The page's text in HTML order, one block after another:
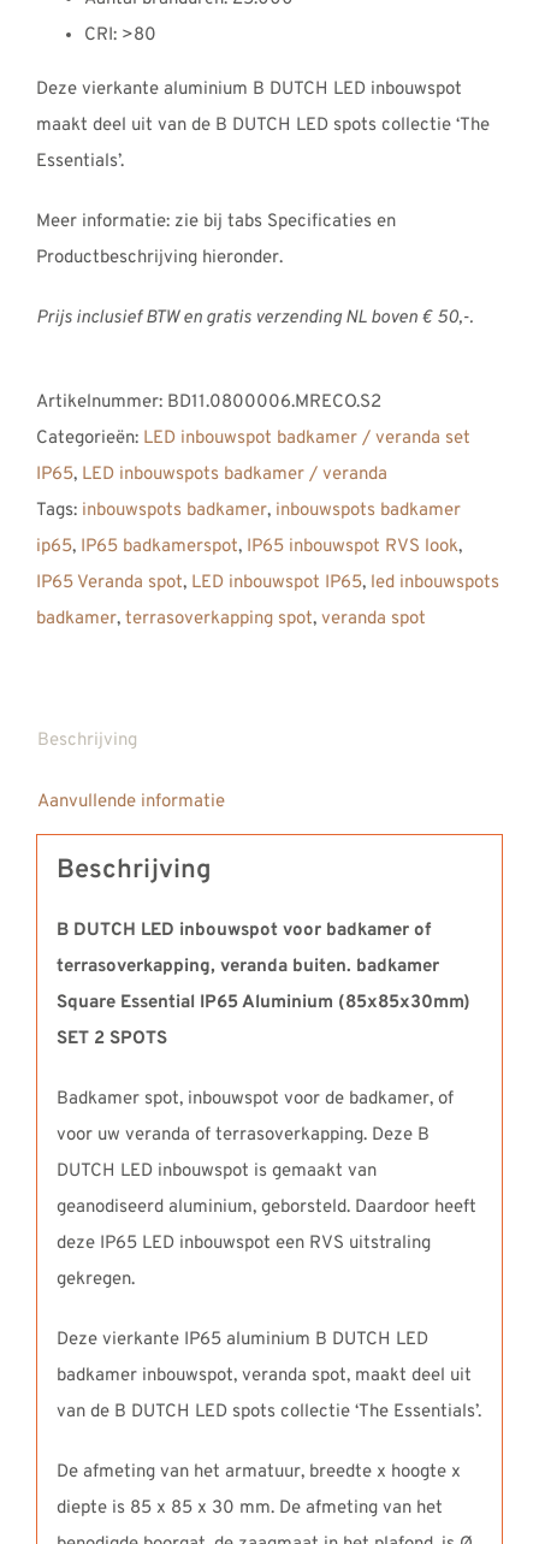
CRI: >80
Deze vierkante aluminium B DUTCH LED inbouwspot
maakt deel uit van de B DUTCH LED spots collectie ‘The
Essentials’.
Meer informatie: zie bij tabs Specificaties en
Productbeschrijving hieronder.
Prijs inclusief BTW en gratis verzending NL boven € 50,-.
Artikelnummer: BD11.0800006.MRECO.S2
Categorieën: LED inbouwspot badkamer / veranda set
IP65, LED inbouwspots badkamer / veranda
Tags: inbouwspots badkamer, inbouwspots badkamer
ip65, IP65 badkamerspot, IP65 inbouwspot RVS look,
IP65 Veranda spot, LED inbouwspot IP65, led inbouwspots
badkamer, terrasoverkapping spot, veranda spot
Beschrijving
Aanvullende informatie
Beschrijving
B DUTCH LED inbouwspot voor badkamer of
terrasoverkapping, veranda buiten. badkamer
Square Essential IP65 Aluminium (85x85x30mm)
SET 2 SPOTS
Badkamer spot, inbouwspot voor de badkamer, of
voor uw veranda of terrasoverkapping. Deze B
DUTCH LED inbouwspot is gemaakt van
geanodiseerd aluminium, geborsteld. Daardoor heeft
deze IP65 LED inbouwspot een RVS uitstraling
gekregen.
Deze vierkante IP65 aluminium B DUTCH LED
badkamer inbouwspot, veranda spot, maakt deel uit
van de B DUTCH LED spots collectie ‘The Essentials’.
De afmeting van het armatuur, breedte x hoogte x
diepte is 85 x 85 x 30 mm. De afmeting van het